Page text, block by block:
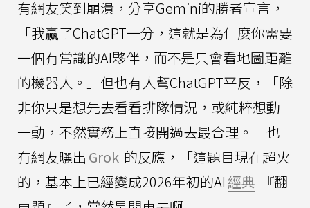
有網友笑到崩潰，分享Gemini的勝者宣言，
「我赢了ChatGPT一分，這就是為什麼你需要
一個有常識的AI夥伴，而不是只會看地圖距離
的機器人。」但也有人幫ChatGPT平反，「除
非你只是想先去看看排隊情況，或純粹想動
一動，不然實務上直接開過去最合理。」也
有網友曬出 Grok 的反應，「這題目現在超火
的，基本上已經變成2026年初的AI經典
『翻